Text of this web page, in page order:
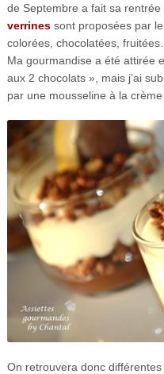
de Septembre a fait sa
verrinessont proposées par le
colorées, chocolatées,
Ma gourmandise a été attirée
aux 2 chocolats », mais j’ai
par une mousseline à la crème
On retrouvera donc